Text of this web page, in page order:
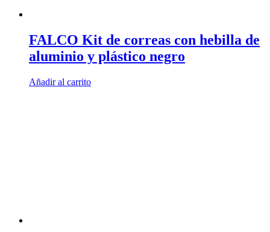
FALCO Kit de correas con hebilla de
aluminio y plástico negro
Añadir al carrito